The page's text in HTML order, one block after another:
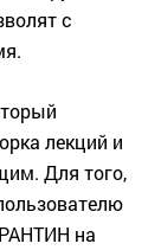
с
лекций и
Для того,
на